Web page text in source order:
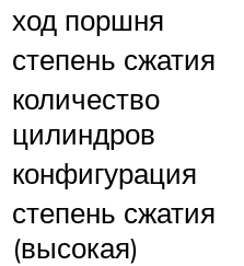
ход поршня
степень сжатия
количество
цилиндров
конфигурация
степень сжатия
(высокая)